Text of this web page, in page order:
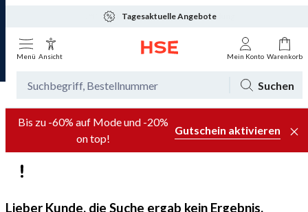
Tagesaktuelle Angebote
Menü Ansicht Mein Konto Warenkorb
Suchen
Bis zu -60% auf Mode und -20%
on top!
Gutschein aktivieren
Lieber Kunde, die Suche ergab kein Ergebnis,